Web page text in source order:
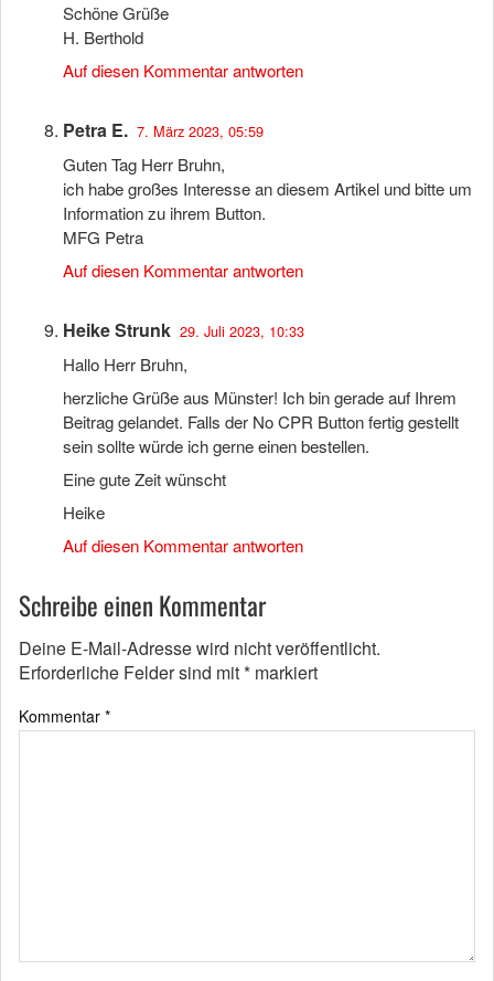
Schöne Grüße
H. Berthold
Auf diesen Kommentar antworten
Petra E. 7. März 2023, 05:59
Guten Tag Herr Bruhn,
ich habe großes Interesse an diesem Artikel und bitte um
Information zu ihrem Button.
MFG Petra
Auf diesen Kommentar antworten
Heike Strunk 29. Juli 2023, 10:33
Hallo Herr Bruhn,
herzliche Grüße aus Münster! Ich bin gerade auf Ihrem
Beitrag gelandet. Falls der No CPR Button fertig gestellt
sein sollte würde ich gerne einen bestellen.
Eine gute Zeit wünscht
Heike
Auf diesen Kommentar antworten
Schreibe einen Kommentar
Deine E-Mail-Adresse wird nicht veröffentlicht.
Erforderliche Felder sind mit* markiert
Kommentar *